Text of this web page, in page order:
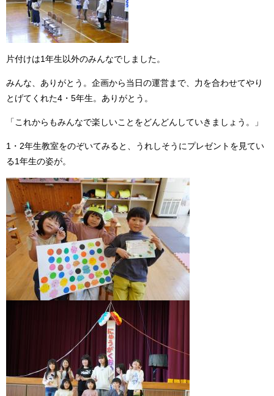
片付けは1年生以外のみんなでしました。
みんな、ありがとう。企画から当日の運営まで、力を合わせてやり
とげてくれた4・5年生。ありがとう。
「これからもみんなで楽しいことをどんどんしていきましょう。」
1・2年生教室をのぞいてみると、うれしそうにプレゼントを見てい
る1年生の姿が。